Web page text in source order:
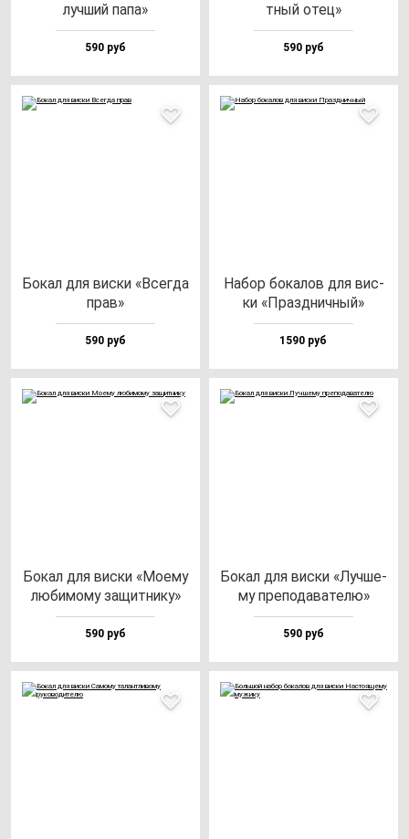
луч­ший па­па»
590 руб
тный отец»
590 руб
Бокал для вис­ки «Всег­да
прав»
590 руб
Набор бо­ка­лов для вис­
ки «Праз­днич­ный»
1590 руб
Бокал для вис­ки «Моему
лю­би­мо­му за­щит­ни­ку»
590 руб
Бокал для вис­ки «Луч­ше­
му пре­по­да­ва­те­лю»
590 руб